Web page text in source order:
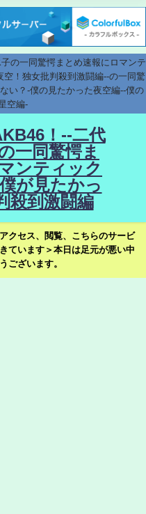
の一同驚愕まとめ速報にロマンテ
空！独女批判殺到激闘編--の一同驚
い？-僕の見たかった夜空編--僕の
空編-
！--二代
一同驚愕ま
ンティック
が見たかっ
殺到激闘編
クセス、閲覧、こちらのサービ
ています＞本日は足元が悪い中
ございます。